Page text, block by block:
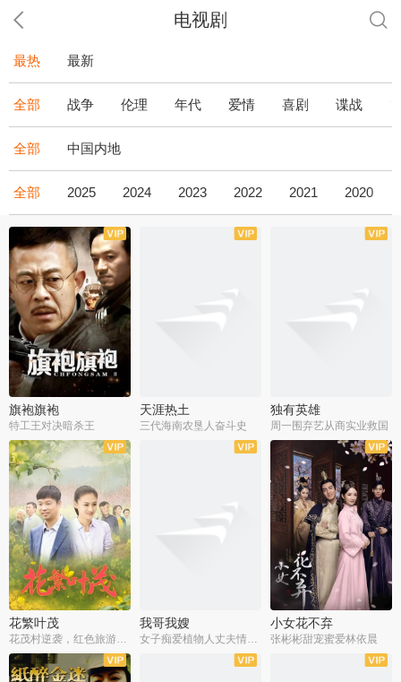
电视剧
最热 最新
全部 战争 伦理 年代 爱情 喜剧 谍战
全部 中国内地
全部 2025 2024 2023 2022 2021 2020
全43集
旗袍旗袍
特工王对决暗杀王
天涯热土
三代海南农垦人奋斗史
独有英雄
周一围弃艺从商实业救国
全34集
花繁叶茂
花茂村逆袭，红色旅游出圈
我哥我嫂
女子痴爱植物人丈夫情定一生
全51集
小女花不弃
张彬彬甜宠蜜爱林依晨
全42集